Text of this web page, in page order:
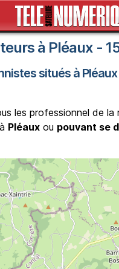
à Pléaux -
situés à
les professionnel de la
Pléaux ou pouvant se